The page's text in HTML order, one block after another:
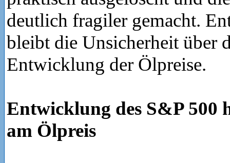
deutlich fragiler gemacht.
bleibt die Unsicherheit über
Entwicklung der Ölpreise.
Entwicklung des S&P 500
am Ölpreis